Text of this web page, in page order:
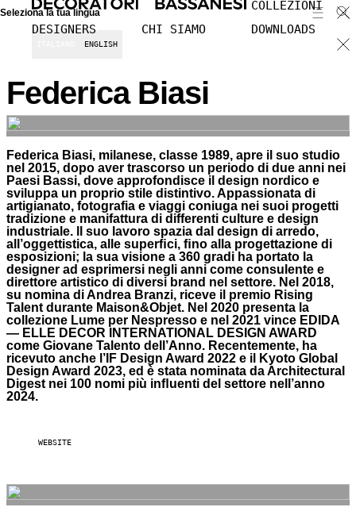
Seleziona la tua lingua
ENGLISH
COLLEZIONI
DESIGNERS
CHI SIAMO DOWNLOADS
Federica Biasi
Federica Biasi, milanese, classe 1989, apre il suo studio
nel 2015, dopo aver trascorso un periodo di due anni nei
Paesi Bassi, dove approfondisce il design nordico e
sviluppa un proprio stile distintivo. Appassionata di
artigianato, fotografia e viaggi coniuga nei suoi progetti
tradizione e manifattura di differenti culture e design
industriale. ll suo lavoro spazia dal design di arredo,
all’oggettistica, alle superﬁci, ﬁno alla progettazione di
esposizioni; la sua visione a 360 gradi ha portato la
designer ad esprimersi negli anni come consulente e
direttore artistico di diversi brand nel settore. Nel 2018,
su nomina di Andrea Branzi, riceve il premio Rising
Talent durante Maison&Objet. Nel 2020 presenta la
collezione Lume per Nespresso e nel 2021 vince EDIDA
— ELLE DECOR INTERNATIONAL DESIGN AWARD
come Giovane Talento dell’Anno. Recentemente, ha
ricevuto anche l’IF Design Award 2022 e il Kyoto Global
Design Award 2023, ed è stata nominata da Architectural
Digest nei 100 nomi più inﬂuenti del settore nell’anno
2024.
WEBSITE